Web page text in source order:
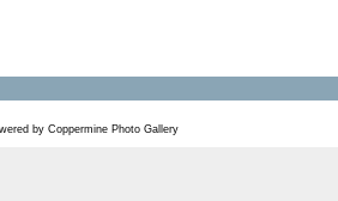
by Coppermine Photo Gallery